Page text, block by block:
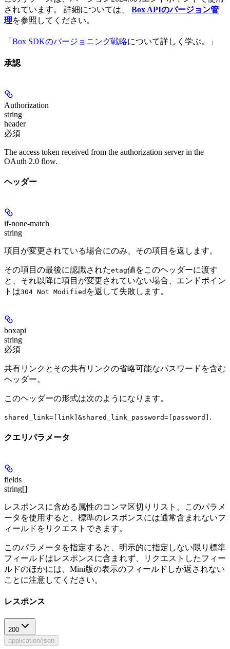
されています。 詳細については、 Box APIのバージョン管
理を参照してください。
「 Box SDKのバージョニング戦略について詳しく学ぶ。」
承認
Authorization
string
header
必須
The access token received from the authorization server in the
OAuth 2.0 flow.
ヘッダー
if-none-match
string
項目が変更されている場合にのみ、その項目を返します。
その項目の最後に認識されたetag値をこのヘッダーに渡す
と、それ以降に項目が変更されていない場合、エンドポイン
トは304 Not Modified を返して失敗します。
boxapi
string
必須
共有リンクとその共有リンクの省略可能なパスワードを含む
ヘッダー。
このヘッダーの形式は次のようになります。
shared_link=[link]&shared_link_password=[password] .
クエリパラメータ
fields
string[]
レスポンスに含める属性のコンマ区切りリスト。このパラメ
ータを使用すると、標準のレスポンスには通常含まれないフ
ィールドをリクエストできます。
このパラメータを指定すると、明示的に指定しない限り標準
フィールドはレスポンスに含まれず、リクエストしたフィー
ルドのほかには、Mini版の表示のフィールドしか返されない
ことに注意してください。
レスポンス
200
application/json